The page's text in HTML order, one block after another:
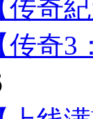
传奇
传奇